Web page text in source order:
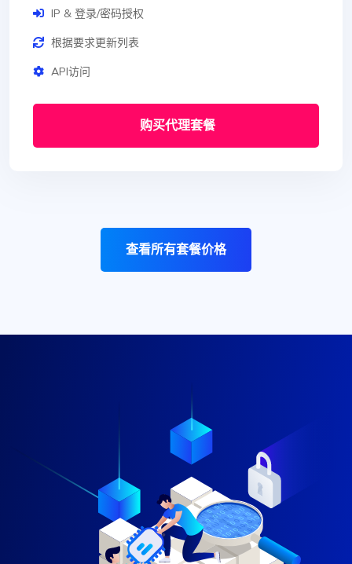
IP & 登录/密码授权
根据要求更新列表
API访问
购买代理套餐
查看所有套餐价格